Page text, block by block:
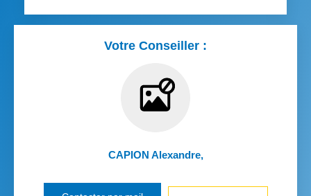
Votre Conseiller :
CAPION Alexandre,